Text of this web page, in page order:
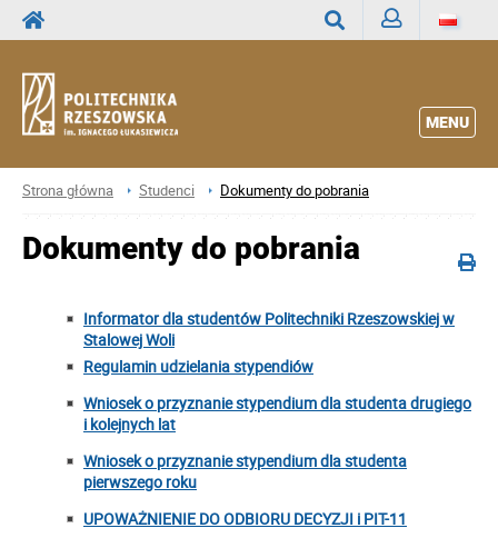
MENU
Strona główna Studenci Dokumenty do pobrania
Dokumenty do pobrania
Informator dla studentów Politechniki Rzeszowskiej w
Stalowej Woli
Regulamin udzielania stypendiów
Wniosek o przyznanie stypendium dla studenta drugiego
i kolejnych lat
Wnioseko przyznanie stypendium dla studenta
pierwszego roku
UPOWAŻNIENIE DO ODBIORU DECYZJI i PIT-11